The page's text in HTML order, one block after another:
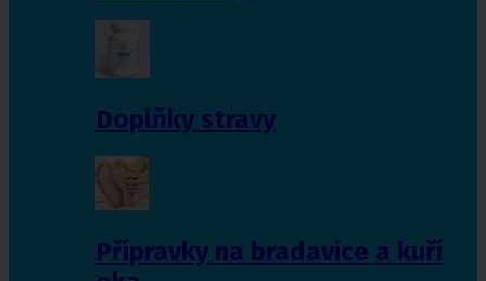
Doplňky stravy
Přípravky na bradavice a kuří